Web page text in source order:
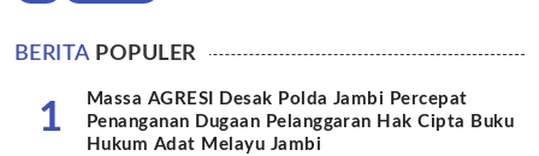
BERITAPOPULER
1
Massa AGRESI Desak Polda Jambi Percepat
Penanganan Dugaan Pelanggaran Hak Cipta Buku
Hukum Adat Melayu Jambi